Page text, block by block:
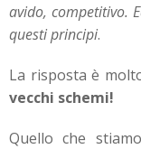
avido, competitivo.
questi principi.
La risposta è
vecchi schemi!
Quello che